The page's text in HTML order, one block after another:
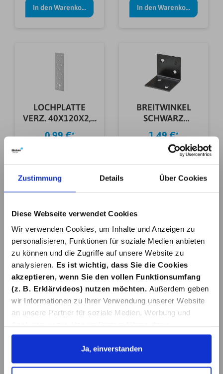
Zustimmung Details Über Cookies
Diese Webseite verwendet Cookies
Wir verwenden Cookies, um Inhalte und Anzeigen zu
personalisieren, Funktionen für soziale Medien anbieten
zu können und die Zugriffe auf unsere Website zu
analysieren. Es ist wichtig, dass Sie die Cookies
akzeptieren, wenn Sie den vollen Funktionsumfang
(z. B. Erklärvideos) nutzen möchten. Außerdem geben
wir Informationen zu Ihrer Verwendung unserer Website
an unsere Partner für soziale Medien, Werbung und
Informationen möglicherweise mit weiteren Daten
zusammen, die Sie ihnen bereitgestellt haben oder die
sie im Rahmen Ihrer Nutzung der Dienste gesammelt
Ja, einverstanden
In den Warenkorb In den Warenkorb
LOCHPLATTE
VERZ. 40X120X2,0
MM
0,99 €*
BREITWINKEL
SCHWARZ
60X60X2,0 MM
1,49 €*
STREIFENFLACHV
ERBINDER VZ
40X340X2,0 MM
3,28 €*
BREITWINKEL
VERZ. 40X40X2,0
MM
0,79 €*